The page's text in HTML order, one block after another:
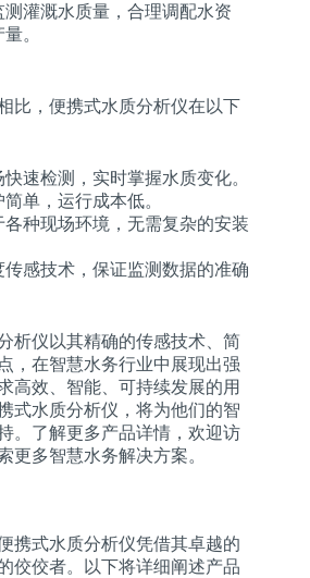
测灌溉水质量，合理调配水资
。
比，便携式水质分析仪在以下
快速检测，实时掌握水质变化。
简单，运行成本低。
各种现场环境，无需复杂的安装
传感技术，保证监测数据的准确
析仪以其精确的传感技术、简
，在智慧水务行业中展现出强
高效、智能、可持续发展的用
式水质分析仪，将为他们的智
。了解更多产品详情，欢迎访
更多智慧水务解决方案。
携式水质分析仪凭借其卓越的
佼佼者。以下将详细阐述产品